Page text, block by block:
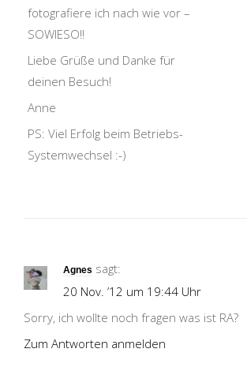
fotografiere ich nach wie vor –
SOWIESO!!
Liebe Grüße und Danke für
deinen Besuch!
Anne
PS: Viel Erfolg beim Betriebs-
Systemwechsel :-)
Agnes sagt:
20 Nov. ’12 um 19:44 Uhr
Sorry, ich wollte noch fragen was ist RA?
Zum Antworten anmelden